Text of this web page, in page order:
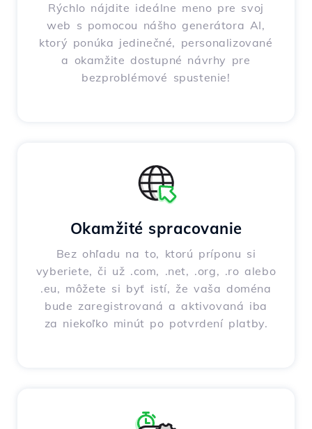
Rýchlo nájdite ideálne meno pre svoj
web s pomocou nášho generátora AI,
ktorý ponúka jedinečné, personalizované
a okamžite dostupné návrhy pre
bezproblémové spustenie!
Okamžité spracovanie
Bez ohľadu na to, ktorú príponu si
vyberiete, či už .com, .net, .org, .ro alebo
.eu, môžete si byť istí, že vaša doména
bude zaregistrovaná a aktivovaná iba
za niekoľko minút po potvrdení platby.